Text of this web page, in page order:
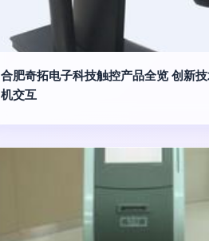
合肥奇拓电子科技触控产品全览 创新
机交互